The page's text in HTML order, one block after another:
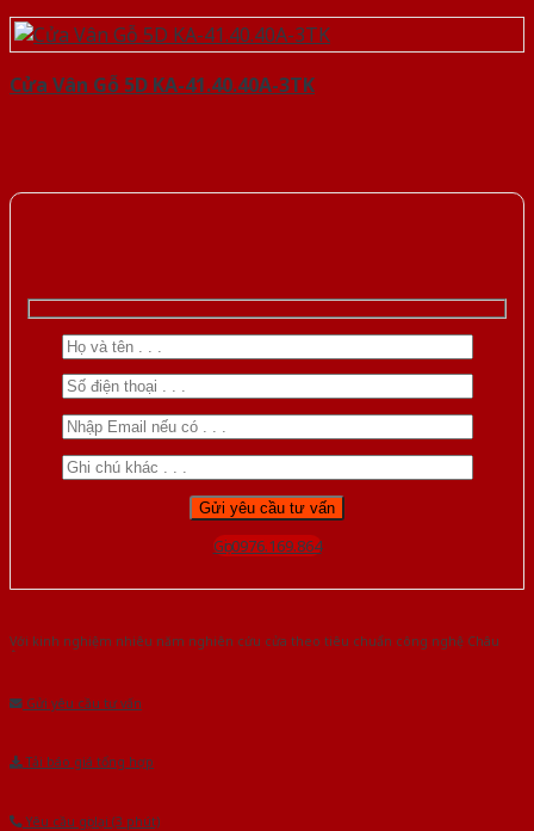
Cửa Vân Gỗ 5D KA-41.40.40A-3TK
Gọi 0976.169.864
Với kinh nghiệm nhiêu năm nghiên cứu cửa theo tiêu chuẩn công nghệ Châu
Gửi yêu cầu tư vấn
Tải báo giá tổng hợp
Yêu cầu gọi lại (3 phút)